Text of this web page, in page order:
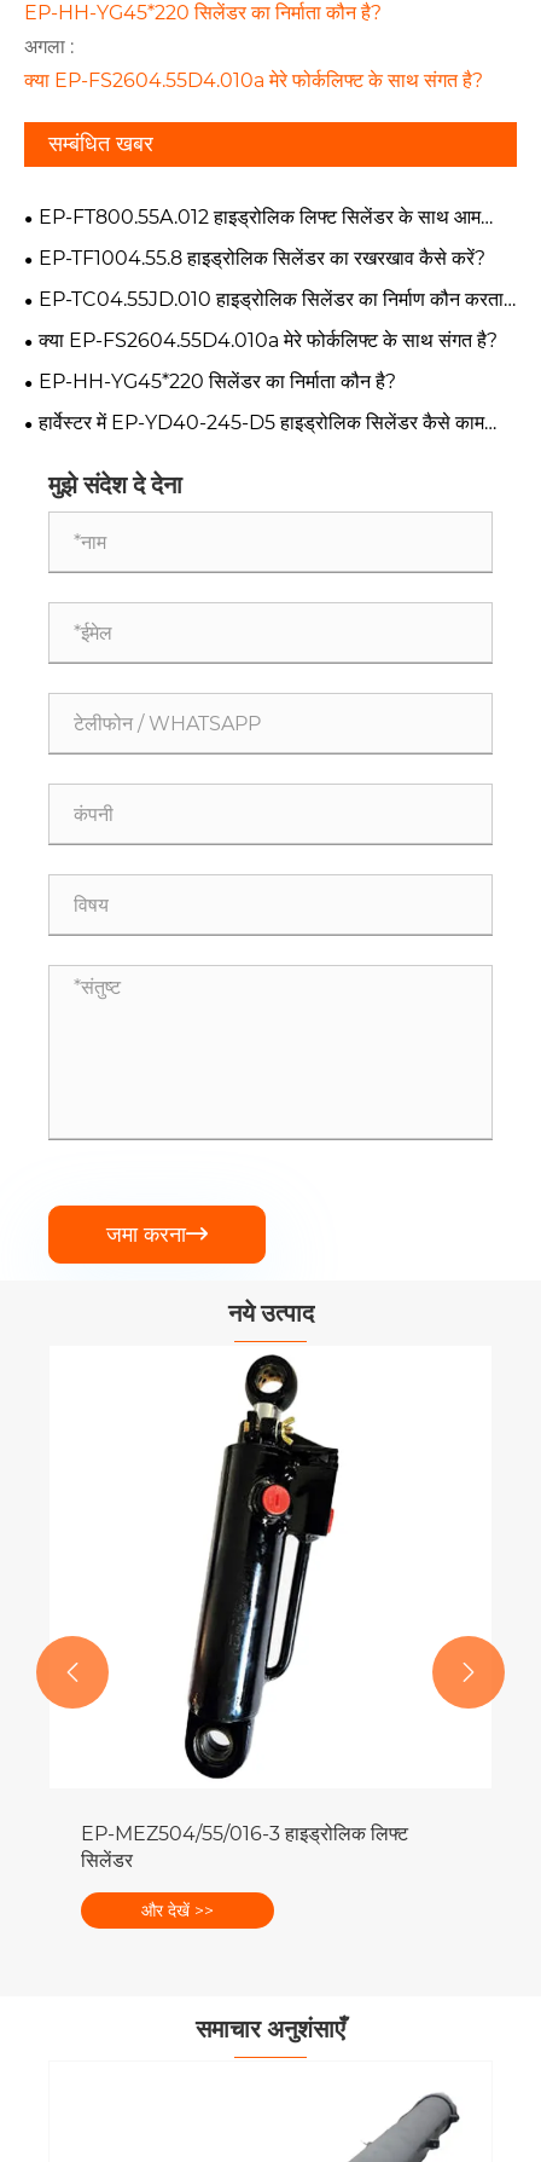
EP-HH-YG45*220 सिलेंडर का निर्माता कौन है?
अगला :
क्या EP-FS2604.55D4.010a मेरे फोर्कलिफ्ट के साथ संगत है?
सम्बंधित खबर
EP-FT800.55A.012 हाइड्रोलिक लिफ्ट सिलेंडर के साथ आम
समस्याएं क्या हैं?
EP-TF1004.55.8 हाइड्रोलिक सिलेंडर का रखरखाव कैसे करें?
EP-TC04.55JD.010 हाइड्रोलिक सिलेंडर का निर्माण कौन करता
क्या EP-FS2604.55D4.010a मेरे फोर्कलिफ्ट के साथ संगत है?
EP-HH-YG45*220 सिलेंडर का निर्माता कौन है?
हार्वेस्टर में EP-YD40-245-D5 हाइड्रोलिक सिलेंडर कैसे काम
मुझे संदेश दे देना
जमा करना
नये उत्पाद
EP-MEZ504/55/016-3 हाइड्रोलिक लिफ्ट
सिलेंडर
और देखें >>
 
समाचार अनुशंसाएँ